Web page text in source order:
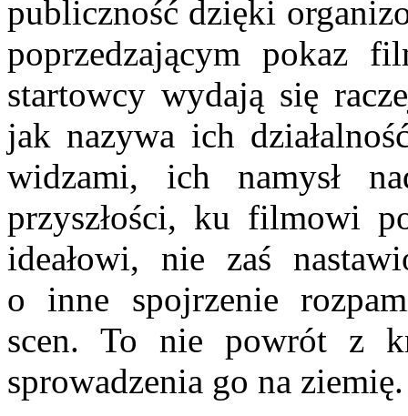
publiczność dzięki
poprzedzającym pokaz
startowcy wydają się
jak nazywa ich
widzami, ich namysł
przyszłości, ku filmowi
ideałowi, nie zaś
o inne spojrzenie
scen. To nie powrót z
sprowadzenia go na ziemię.